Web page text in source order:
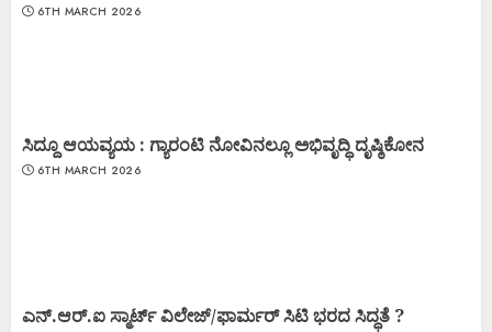
6TH MARCH 2026
ಸಿದ್ದೂ ಆಯವ್ಯಯ : ಗ್ಯಾರಂಟಿ ನೋವಿನಲ್ಲೂ ಅಭಿವೃದ್ಧಿ ದೃಷ್ಠಿಕೋನ
6TH MARCH 2026
ಎನ್.ಆರ್.ಐ ಸ್ಮಾರ್ಟ್ ವಿಲೇಜ್/ಫಾರ್ಮರ್ ಸಿಟಿ ಭರದ ಸಿದ್ಧತೆ ?